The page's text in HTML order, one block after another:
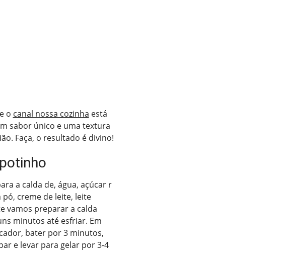
o canal nossa cozinha está
sabor único e uma textura
Faça, o resultado é divino!
a calda de, água, açúcar r
creme de leite, leite
vamos preparar a calda
minutos até esfriar. Em
bater por 3 minutos,
e levar para gelar por 3-4